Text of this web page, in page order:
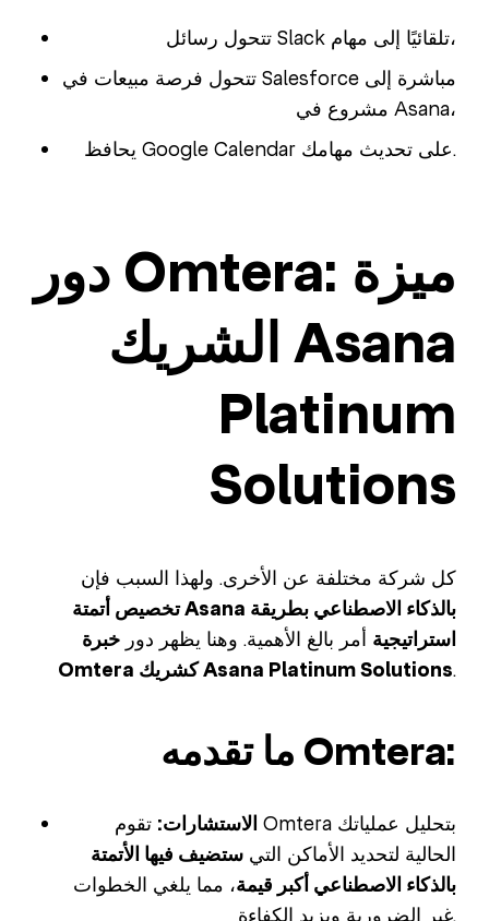
تتحول رسائل Slack تلقائيًا إلى مهام،
تتحول فرصة مبيعات في Salesforce مباشرة إلى
مشروع في Asana،
يحافظ Google Calendar على تحديث مهامك.
دور Omtera: ميزة
الشريك Asana
Platinum
Solutions
كل شركة مختلفة عن الأخرى. ولهذا السبب فإن
تخصيص أتمتة Asana بالذكاء الاصطناعي بطريقة
استراتيجية أمر بالغ الأهمية. وهنا يظهر دور خبرة
Omtera كشريك Asana Platinum Solutions.
ما تقدمه Omtera:
الاستشارات: تقوم Omtera بتحليل عملياتك
الحالية لتحديد الأماكن التي ستضيف فيها الأتمتة
بالذكاء الاصطناعي أكبر قيمة، مما يلغي الخطوات
غير الضرورية ويزيد الكفاءة.